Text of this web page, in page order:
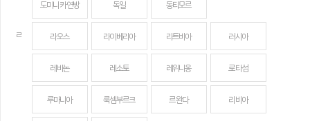
도미니카 연방 독일 동티모르
ㄹ 라오스 라이베리아 라트비아 러시아
레바논 레소토 레위니옹 로타섬
루마니아 룩셈부르크 르완다 리비아